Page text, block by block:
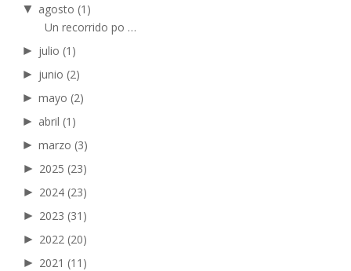
▼ agosto (1)
Un recorrido po …
► julio (1)
► junio (2)
► mayo (2)
► abril (1)
► marzo (3)
► 2025 (23)
► 2024 (23)
► 2023 (31)
► 2022 (20)
► 2021 (11)